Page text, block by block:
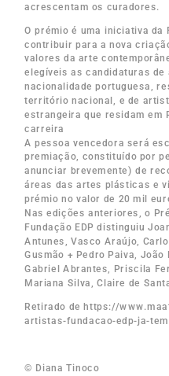
acrescentam os curadores.
O prémio é uma iniciativa da
contribuir para a nova
valores da arte
elegíveis as candidaturas de
nacionalidade portuguesa,
território nacional, e de
estrangeira que residam em
carreira
A pessoa vencedora será
premiação, constituído por
anunciar brevemente) de
áreas das artes plásticas e
prémio no valor de 20 mil
Nas edições anteriores, o
Fundação EDP distinguiu
Antunes, Vasco Araújo,
Gusmão + Pedro Paiva, João
Gabriel Abrantes, Priscila
Mariana Silva, Claire de
Retirado de https://
artistas-fundacao-edp-ja-
© Diana Tinoco